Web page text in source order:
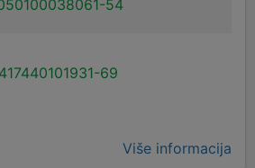
54
69
Više informacija